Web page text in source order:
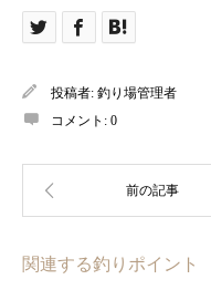
投稿者: 釣り場管理者
コメント: 0
関連する釣りポイント